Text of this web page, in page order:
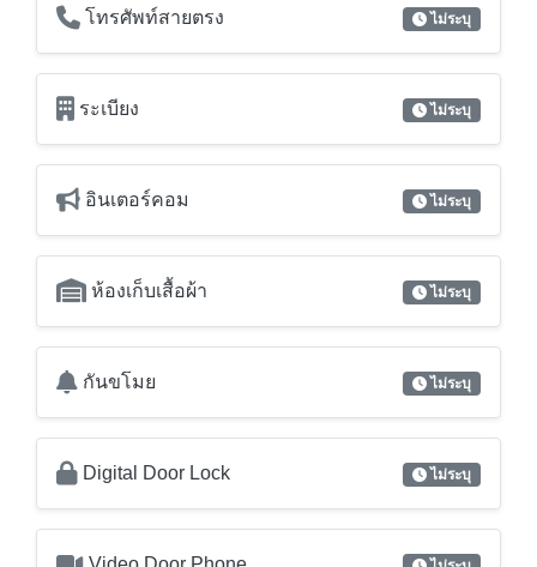
อินเตอร์คอม ไม่ระบุ
ห้องเก็บเสื้อผ้า ไม่ระบุ
กันขโมย ไม่ระบุ
Digital Door Lock ไม่ระบุ
Video Door Phone ไม่ระบุ